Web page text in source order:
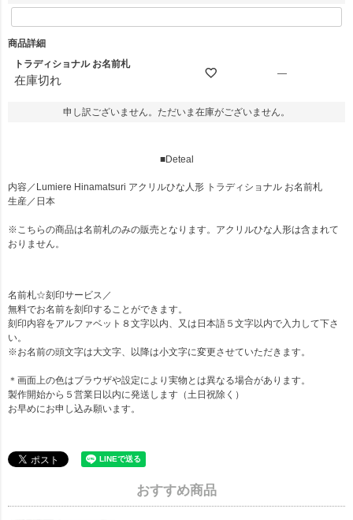
商品詳細
トラディショナル お名前札
在庫切れ
—
申し訳ございません。ただいま在庫がございません。
■Deteal
内容／Lumiere Hinamatsuri アクリルひな人形 トラディショナル お名前札
生産／日本
※こちらの商品は名前札のみの販売となります。アクリルひな人形は含まれて
おりません。
名前札☆刻印サービス ／
無料でお名前を刻印することができます。
刻印内容をアルファベット８文字以内、又は日本語５文字以内で入力して下さ
い。
※お名前の頭文字は大文字、以降は小文字に変更させていただきます。
＊画面上の色はブラウザや設定により実物とは異なる場合があります。
製作開始から５営業日以内に発送します（土日祝除く）
お早めにお申し込み願います。
おすすめ商品